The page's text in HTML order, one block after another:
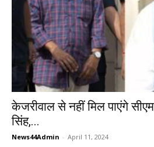
केजरीवाल से नहीं मिल पाएंगे
सिंह,...
News44Admin - April 11, 2024